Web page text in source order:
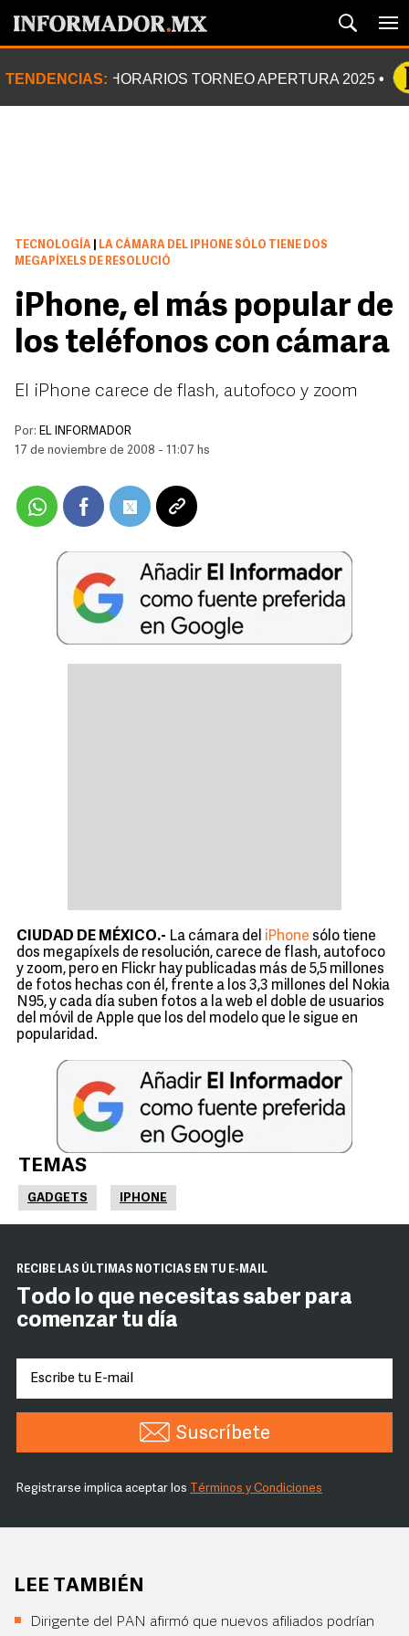
TENDENCIAS: HORARIOS TORNEO APERTURA 2025
TECNOLOGÍA
LA CÁMARA DEL IPHONE SÓLO TIENE DOS
MEGAPÍXELS DE RESOLUCIÓ
iPhone, el más popular de
los teléfonos con cámara
El iPhone carece de flash, autofoco y zoom
Por: EL INFORMADOR
17 de noviembre de 2008 - 11:07 hs
CIUDAD DE MÉXICO.- La cámara del iPhone sólo tiene
dos megapíxels de resolución, carece de flash, autofoco
y zoom, pero en Flickr hay publicadas más de 5,5 millones
de fotos hechas con él, frente a los 3,3 millones del Nokia
N95, y cada día suben fotos a la web el doble de usuarios
del móvil de Apple que los del modelo que le sigue en
popularidad.
TEMAS
GADGETS IPHONE
RECIBE LAS ÚLTIMAS NOTICIAS EN TU E-MAIL
Todo lo que necesitas saber para
comenzar tu día
Suscríbete
Registrarse implica aceptar los Términos y Condiciones
LEE TAMBIÉN
Dirigente del PAN afirmó que nuevos afiliados podrían